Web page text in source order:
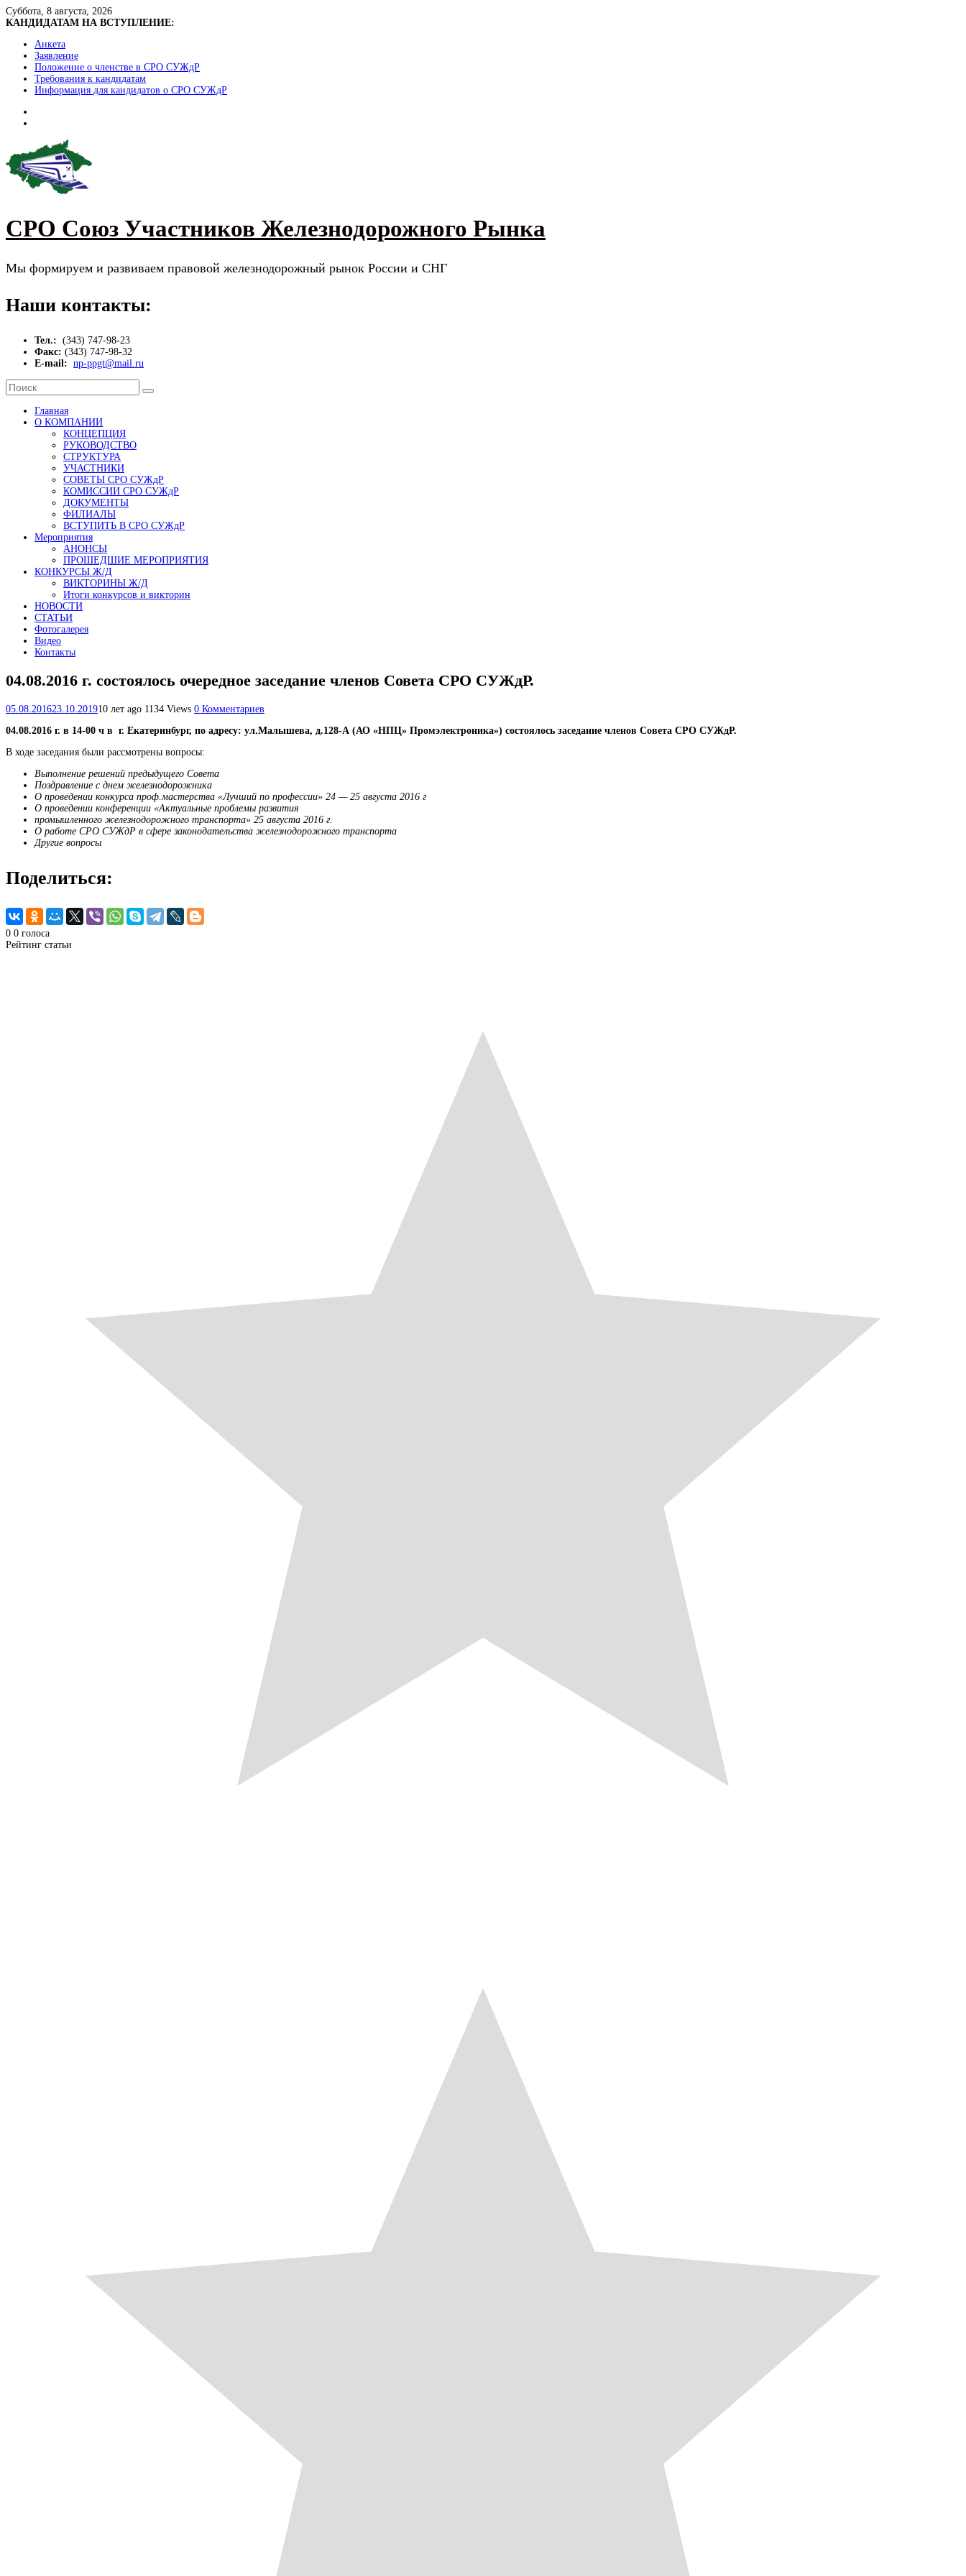
Skip
to
Суббота, 8 августа, 2026
КАНДИДАТАМ НА ВСТУПЛЕНИЕ:
Анкета
Заявление
Положение о членстве в СРО СУЖдР
Требования к кандидатам
Информация для кандидатов о СРО СУЖдР
СРО Союз Участников Железнодорожного Рынка
Мы формируем и развиваем правовой железнодорожный рынок России и СНГ
Наши контакты:
Тел.: (343) 747-98-23
Факс: (343) 747-98-32
E-mail: np-ppgt@mail.ru
Главная
О КОМПАНИИ
КОНЦЕПЦИЯ
РУКОВОДСТВО
СТРУКТУРА
УЧАСТНИКИ
СОВЕТЫ СРО СУЖдР
КОМИССИИ СРО СУЖдР
ДОКУМЕНТЫ
ФИЛИАЛЫ
ВСТУПИТЬ В СРО СУЖдР
Мероприятия
АНОНСЫ
ПРОШЕДШИЕ МЕРОПРИЯТИЯ
КОНКУРСЫ Ж/Д
ВИКТОРИНЫ Ж/Д
Итоги конкурсов и викторин
НОВОСТИ
СТАТЬИ
Фотогалерея
Видео
Контакты
04.08.2016 г. состоялось очередное заседание членов Совета СРО СУЖдР.
05.08.201623.10.201910 лет ago 1134 Views 0 Комментариев
04.08.2016 г. в 14-00 ч в г. Екатеринбург, по адресу: ул.Малышева, д.128-А (АО «НПЦ» Промэлектроника») состоялось заседание членов Совета СРО СУЖдР.
В ходе заседания были рассмотрены вопросы:
Выполнение решений предыдущего Совета
Поздравление с днем железнодорожника
О проведении конкурса проф.мастерства «Лучший по профессии» 24 — 25 августа 2016 г
О проведении конференции «Актуальные проблемы развития
промышленного железнодорожного транспорта» 25 августа 2016 г.
О работе СРО СУЖдР в сфере законодательства железнодорожного транспорта
Другие вопросы
Поделиться:
0 0 голоса
Рейтинг статьи